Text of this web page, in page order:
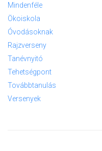
Mindenféle
Ökoiskola
Óvodásoknak
Rajzverseny
Tanévnyitó
Tehetségpont
Továbbtanulás
Versenyek